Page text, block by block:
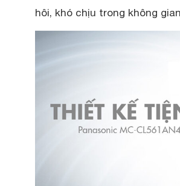
hôi, khó chịu trong không